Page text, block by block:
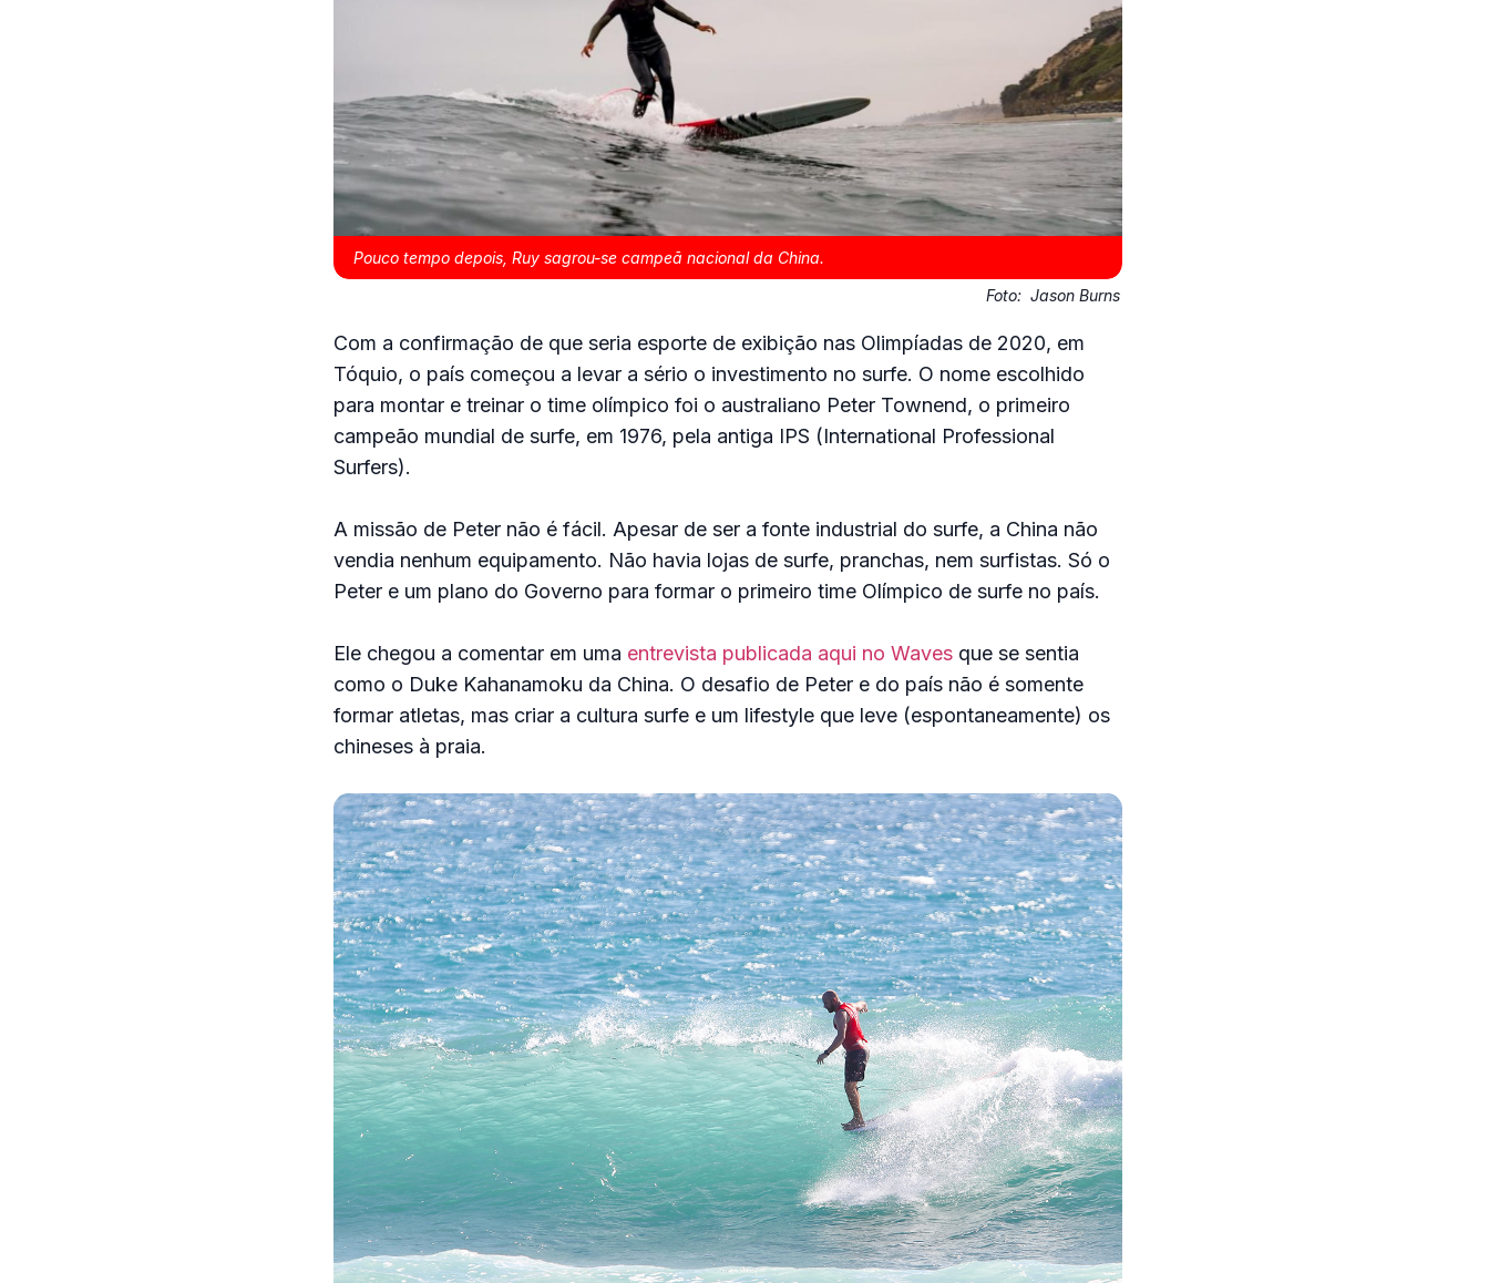
Pouco tempo depois, Ruy sagrou-se campeã nacional da China.
Foto: Jason Burns
Com a confirmação de que seria esporte de exibição nas Olimpíadas de 2020, em
Tóquio, o país começou a levar a sério o investimento no surfe. O nome escolhido
para montar e treinar o time olímpico foi o australiano Peter Townend, o primeiro
campeão mundial de surfe, em 1976, pela antiga IPS (International Professional
Surfers).
A missão de Peter não é fácil. Apesar de ser a fonte industrial do surfe, a China não
vendia nenhum equipamento. Não havia lojas de surfe, pranchas, nem surfistas. Só o
Peter e um plano do Governo para formar o primeiro time Olímpico de surfe no país.
Ele chegou a comentar em uma entrevista publicada aqui no Wavesque se sentia
como o Duke Kahanamoku da China. O desafio de Peter e do país não é somente
formar atletas, mas criar a cultura surfe e um lifestyle que leve (espontaneamente) os
chineses à praia.